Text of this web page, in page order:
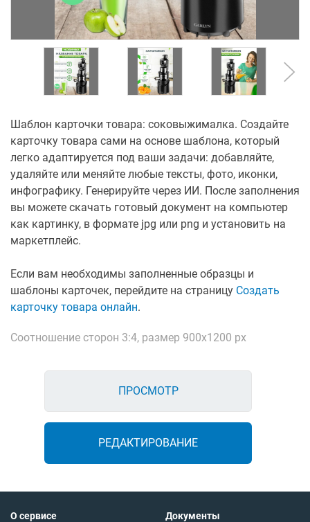
Шаблон карточки товара: соковыжималка. Создайте
карточку товара сами на основе шаблона, который
легко адаптируется под ваши задачи: добавляйте,
удаляйте или меняйте любые тексты, фото, иконки,
инфографику. Генерируйте через ИИ. После заполнения
вы можете скачать готовый документ на компьютер
как картинку, в формате jpg или png и установить на
маркетплейс.
Если вам необходимы заполненные образцы и
шаблоны карточек, перейдите на страницу Создать
карточку товара онлайн.
Соотношение сторон 3:4, размер 900х1200 px
ПРОСМОТР
РЕДАКТИРОВАНИЕ
О сервисе Документы